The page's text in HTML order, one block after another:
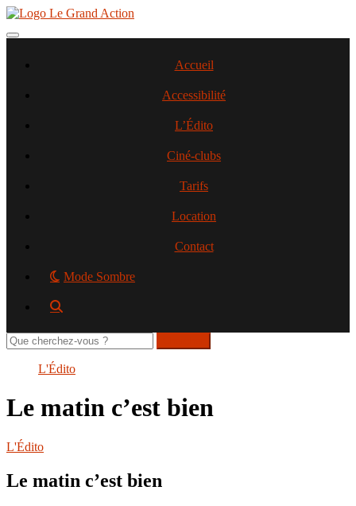
Aller
contenu
Toggle navigation
Accueil
Accessibilité
L’Édito
Ciné-clubs
Tarifs
Location
Contact
Mode Sombre
Rechercher
sur
L'Édito
Le matin c’est bien
L'Édito
Le matin c’est bien